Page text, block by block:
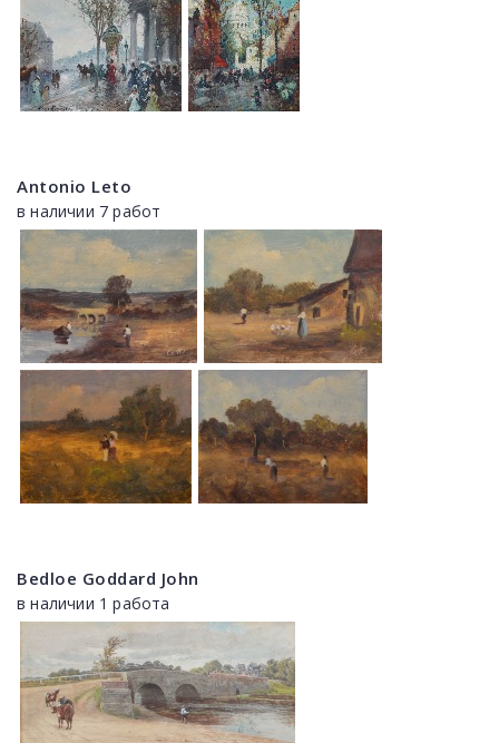
Antonio Leto
в наличии 7 работ
Bedloe Goddard John
в наличии 1 работа